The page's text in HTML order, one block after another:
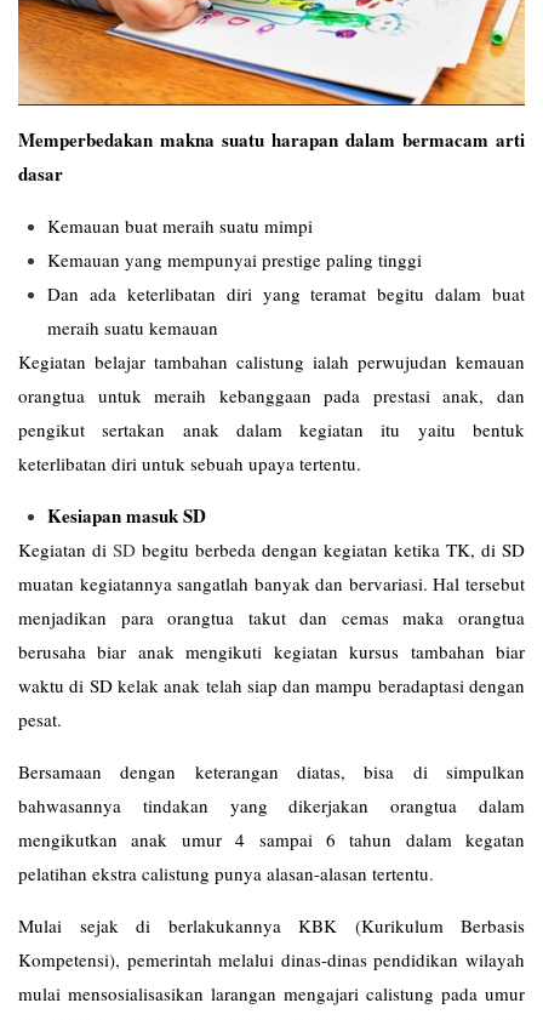
Memperbedakan makna suatu harapan dalam bermacam arti
dasar
Kemauan buat meraih suatu mimpi
Kemauan yang mempunyai prestige paling tinggi
Dan ada keterlibatan diri yang teramat begitu dalam buat
meraih suatu kemauan
Kegiatan belajar tambahan calistung ialah perwujudan kemauan
orangtua untuk meraih kebanggaan pada prestasi anak, dan
pengikut sertakan anak dalam kegiatan itu yaitu bentuk
keterlibatan diri untuk sebuah upaya tertentu.
Kesiapan masuk SD
Kegiatan di SD begitu berbeda dengan kegiatan ketika TK, di SD
muatan kegiatannya sangatlah banyak dan bervariasi. Hal tersebut
menjadikan para orangtua takut dan cemas maka orangtua
berusaha biar anak mengikuti kegiatan kursus tambahan biar
waktu di SD kelak anak telah siap dan mampu beradaptasi dengan
pesat.
Bersamaan dengan keterangan diatas, bisa di simpulkan
bahwasannya tindakan yang dikerjakan orangtua dalam
mengikutkan anak umur 4 sampai 6 tahun dalam kegatan
pelatihan ekstra calistung punya alasan-alasan tertentu.
Mulai sejak di berlakukannya KBK (Kurikulum Berbasis
Kompetensi), pemerintah melalui dinas-dinas pendidikan wilayah
mulai mensosialisasikan larangan mengajari calistung pada umur